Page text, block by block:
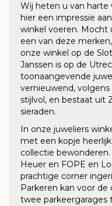
Wij heten u van
hier een impressie
winkel voeren. Mocht
een van deze
onze winkel op de
Janssen is op de
toonaangevende
vernieuwend,
stijlvol, en bestaat uit
sieraden.
In onze juweliers
met een kopje
collectie
Heuer en FOPE en
prachtige corner
Parkeren kan voor de
twee parkeergarages